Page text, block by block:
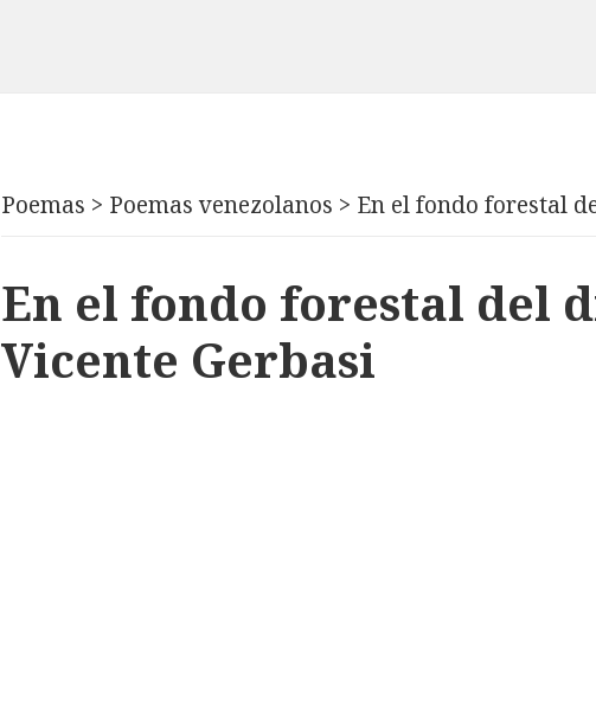
Poemas > Poemas venezolanos > En el fondo forestal
En el fondo forestal del
Vicente Gerbasi